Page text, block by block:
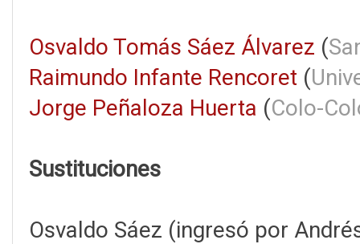
Osvaldo Tomás Sáez Álvarez (
Raimundo Infante Rencoret (
Jorge Peñaloza Huerta (Colo-
Sustituciones
Osvaldo Sáez (ingresó por